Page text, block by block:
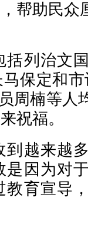
帮助民众
括列治文
保定和
周楠等人
祝福。
越来越
因为对
育宣导